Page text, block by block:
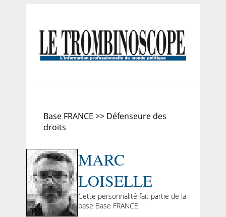
Base FRANCE >> Défenseure des
droits
MARC
LOISELLE
Cette personnalité fait partie de la
base Base FRANCE